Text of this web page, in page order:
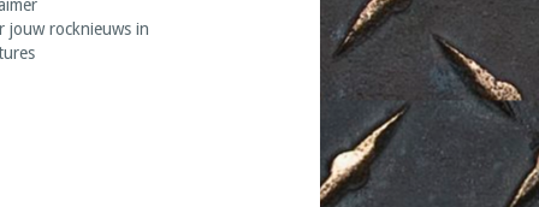
jouw rocknieuws in